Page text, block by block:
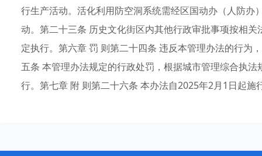
行生产活动。活化利用防空洞系统需经区国动办（人防
动。第二十三条 历史文化街区内其他行政审批事项按相
定执行。第六章 罚 则第二十四条 违反本管理办法的行为
五条 本管理办法规定的行政处罚，根据城市管理综合执
行。第七章 附 则第二十六条 本办法自2025年2月1日起施